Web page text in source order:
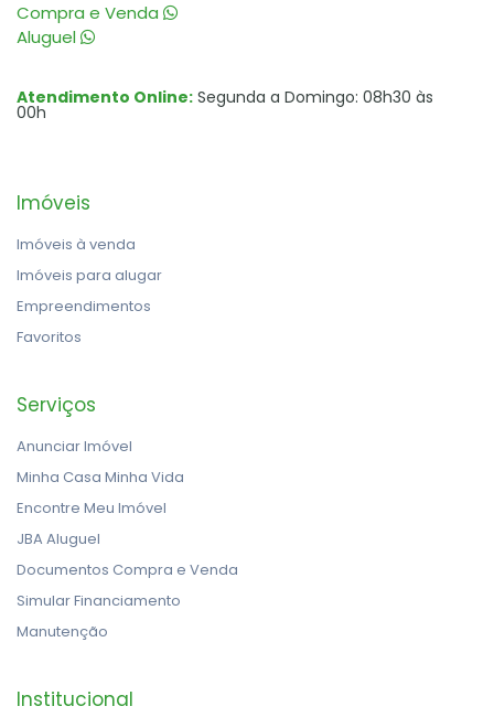
Compra e Venda
Aluguel
Atendimento Online: Segunda a Domingo: 08h30 às
00h
Imóveis
Imóveis à venda
Imóveis para alugar
Empreendimentos
Favoritos
Serviços
Anunciar Imóvel
Minha Casa Minha Vida
Encontre Meu Imóvel
JBA Aluguel
Documentos Compra e Venda
Simular Financiamento
Manutenção
Institucional